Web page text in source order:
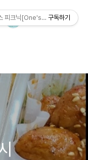
피크닉[One's Picnic]
구독하기